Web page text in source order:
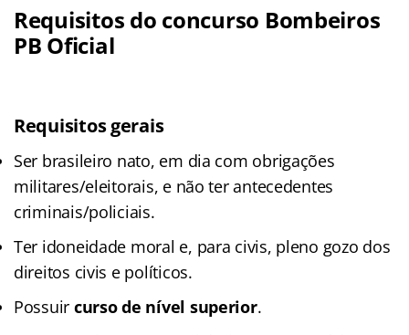
Requisitos do concurso Bombeiros
PB Oficial
Requisitos gerais
Ser brasileiro nato, em dia com obrigações
militares/eleitorais, e não ter antecedentes
criminais/policiais.
Ter idoneidade moral e, para civis, pleno gozo dos
direitos civis e políticos.
Possuir curso de nível superior.